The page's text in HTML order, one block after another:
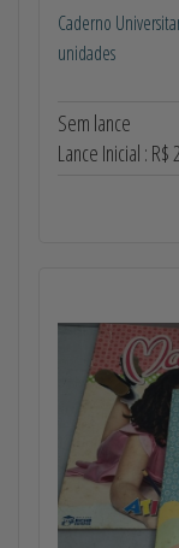
Caderno
unidades
Sem lance
Lance Inicial : R$